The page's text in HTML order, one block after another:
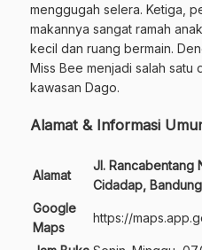
menggugah selera. Ketiga,
makannya sangat ramah
kecil dan ruang bermain.
Miss Bee menjadi salah satu
kawasan Dago.
Alamat & Informasi
Alamat
Jl. Rancabentang
Cidadap, Bandung
Google
Maps
https://